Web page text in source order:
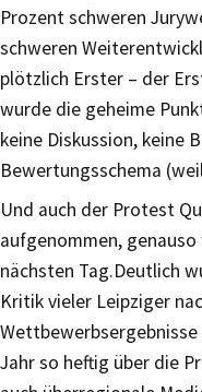
Prozent schweren
schweren
plötzlich Erster – der
wurde die geheime
keine Diskussion, keine
Bewertungsschema
Und auch der Protest
aufgenommen,
nächsten Tag.Deutlich
Kritik vieler Leipziger
Jahr so heftig über die